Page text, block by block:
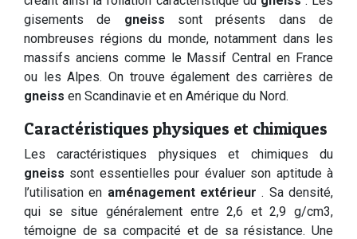
gisements de gneiss sont présents dans de
nombreuses régions du monde, notamment dans les
massifs anciens comme le Massif Central en France
ou les Alpes. On trouve également des carrières de
gneiss en Scandinavie et en Amérique du Nord.
Caractéristiques physiques et chimiques
Les caractéristiques physiques et chimiques du
gneiss sont essentielles pour évaluer son aptitude à
l’utilisation en aménagement extérieur. Sa densité,
qui se situe généralement entre 2,6 et 2,9 g/cm3,
témoigne de sa compacité et de sa résistance. Une